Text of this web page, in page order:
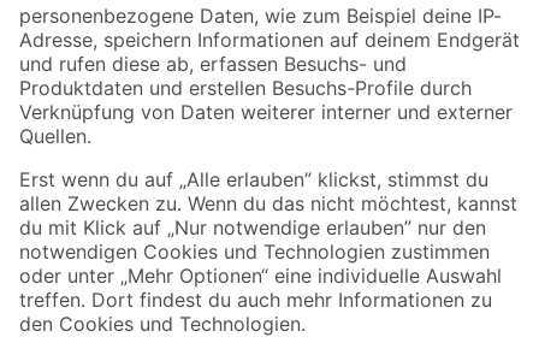
Zahlungsarten Versandarten
Sicher einkaufen
Jetzt die toom-App herunterladen